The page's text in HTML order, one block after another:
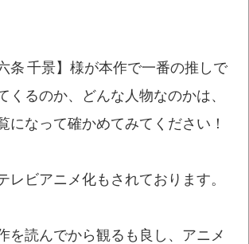
条 千景】様が本作で一番の推しで
くるのか、どんな人物なのかは、
になって確かめてみてください！
レビアニメ化もされております。
を読んでから観るも良し、アニメ